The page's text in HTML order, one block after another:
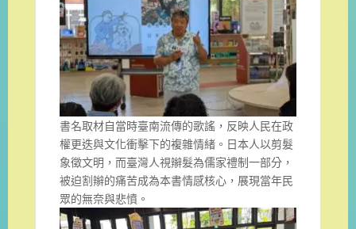
書名取材自當時臺南流傳的歌謠，反映人民在政
權更迭與文化衝擊下的複雜情緒。日本人以剪髮
象徵文明，而臺灣人視辮髮為儒家禮制一部分，
被迫割辮的痛苦成為本書情感核心，展現當年民
眾的無奈與悲憤。